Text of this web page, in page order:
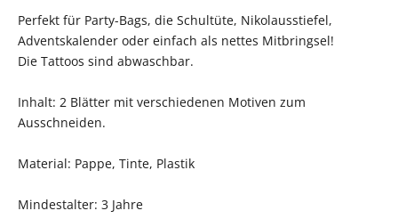
Perfekt für Party-Bags, die Schultüte, Nikolausstiefel,
Adventskalender oder einfach als nettes Mitbringsel!
Die Tattoos sind abwaschbar.
Inhalt: 2 Blätter mit verschiedenen Motiven zum
Ausschneiden.
Material: Pappe, Tinte, Plastik
Mindestalter: 3 Jahre